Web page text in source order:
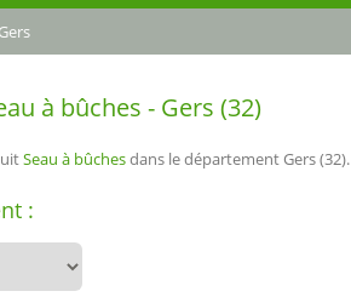
Gers
à bûches - Gers (32)
Seau à bûchesdans le département Gers (32).
: